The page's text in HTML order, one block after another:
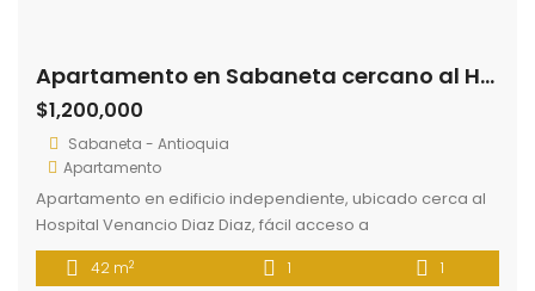
Apartamento en Sabaneta cercano al Hospital
$1,200,000
Sabaneta - Antioquia
Apartamento
Apartamento en edificio independiente, ubicado cerca al
Hospital Venancio Diaz Diaz, fácil acceso a
supermercados, restaurantes, rutas de transporte público.
El inmueble cuenta con una alcoba, 1 baño, sala comedor
42 m2 1 1